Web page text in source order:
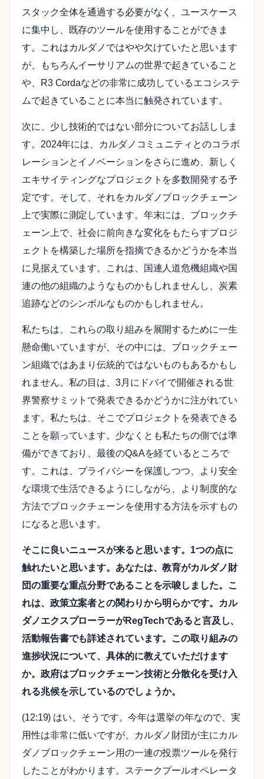
スタック全体を通過する必要がなく、ユースケース
に集中し、既存のツールを使用することができま
す。これはカルダノではやや欠けていたと思います
が、もちろんイーサリアムの世界で起きていること
や、R3 Cordaなどの非常に成功しているエコシステ
ムで起きていることに本当に触発されています。
次に、少し技術的ではない部分についてお話ししま
す。2024年には、カルダノコミュニティとのコラボ
レーションとイノベーションをさらに進め、新しく
エキサイティングなプロジェクトを多数開発する予
定です。そして、それをカルダノブロックチェーン
上で実際に測定しています。年末には、ブロックチ
ェーン上で、社会に前向きな変化をもたらすプロジ
ェクトを構築した場所を指摘できるかどうかを本当
に見据えています。これは、国連人道危機組織や国
連の他の組織のようなものかもしれませんし、炭素
追跡などのシンボルなものかもしれません。
私たちは、これらの取り組みを展開するために一生
懸命働いていますが、その中には、ブロックチェー
ン組織ではあまり伝統的ではないものもあるかもし
れません。私の目は、3月にドバイで開催される世
界警察サミットで発表できるかどうかに注がれてい
ます。私たちは、そこでプロジェクトを発表できる
ことを願っています。少なくとも私たちの側では準
備ができており、最後のQ&Aを経ているところで
す。これは、プライバシーを保護しつつ、より安全
な環境で生活できるようにしながら、より制度的な
方法でブロックチェーンを使用する方法を示すもの
になると思います。
そこに良いニュースが来ると思います。1つの点に
触れたいと思います。あなたは、教育がカルダノ財
団の重要な重点分野であることを示唆しました。こ
れは、政策立案者との関わりから明らかです。カル
ダノエクスプローラーがRegTechであると言及し、
活動報告書でも詳述されています。この取り組みの
進捗状況について、具体的に教えていただけます
か。政府はブロックチェーン技術と分散化を受け入
れる兆候を示しているのでしょうか。
(12:19) はい、そうです。今年は選挙の年なので、実
用性は非常に低いですが、カルダノ財団が主にカル
ダノブロックチェーン用の一連の投票ツールを発行
したことがわかります。ステークプールオペレータ